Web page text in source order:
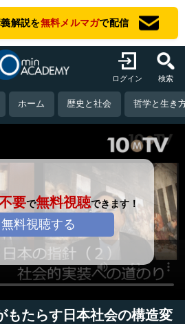
解説を無料メルマガで配信
ログイン 検索
ホーム 歴史と社会 哲学と生き
要で無料視聴できます！
料視聴する
もたらす日本社会の構造変